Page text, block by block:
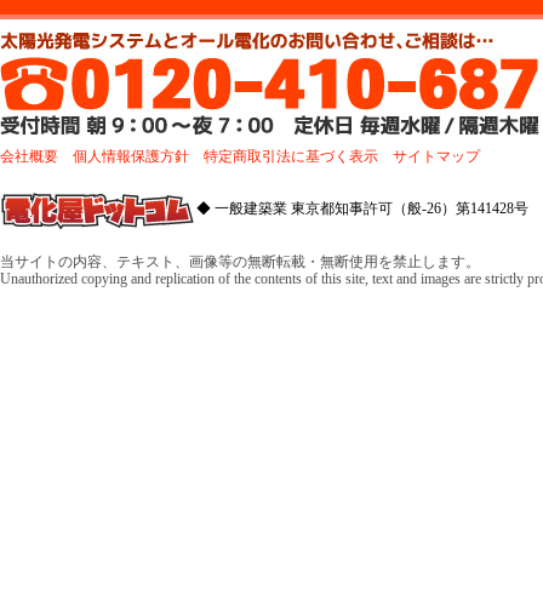
会社概要 個人情報保護方針 特定商取引法に基づく表示 サイトマップ
◆ 一般建築業 東京都知事許可（般-26）第141428
当サイトの内容、テキスト、画像等の無断転載・無断使用を禁止します。
Unauthorized copying and replication of the contents of this site, text and images are strictly